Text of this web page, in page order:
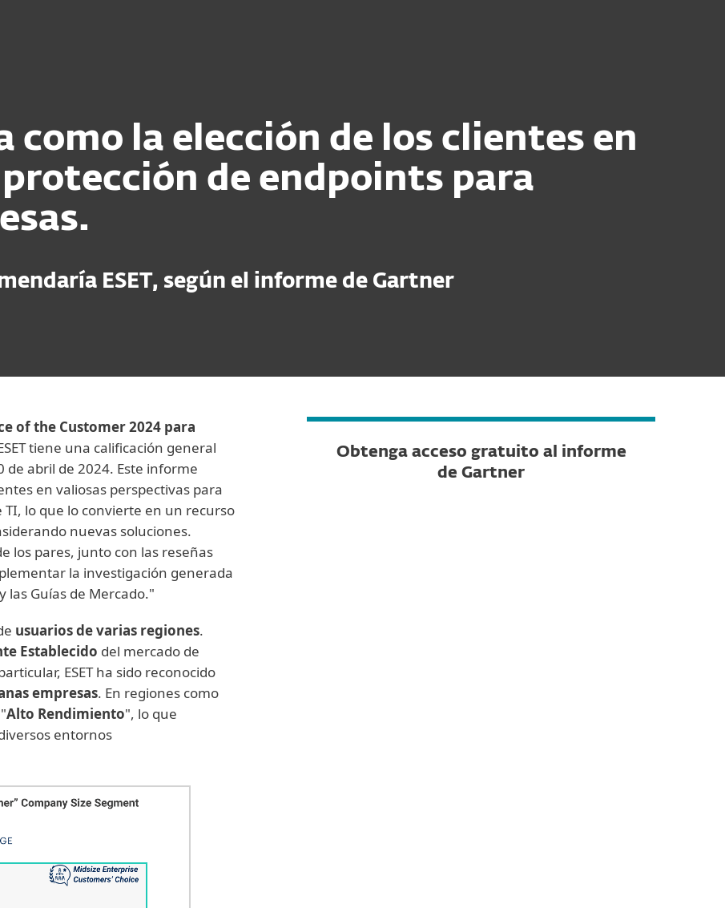
como la elección de los clientes en
de endpoints para
ESET, según el informe de Gartner
of the Customer 2024 para
tiene una calificación general
de abril de 2024. Este informe
en valiosas perspectivas para
TI, lo que lo convierte en un recurso
nuevas soluciones.
los pares, junto con las reseñas
la investigación generada
las Guías de Mercado."
usuarios de varias regiones.
Establecido del mercado de
ESET ha sido reconocido
empresas. En regiones como
Alto Rendimiento", lo que
entornos
Obtenga acceso gratuito al informe
de Gartner